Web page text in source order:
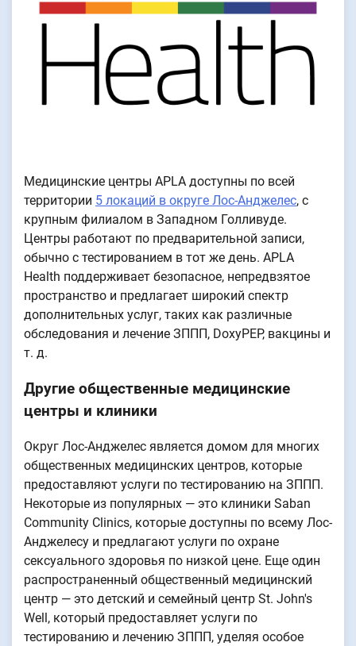
Медицинские центры APLA доступны по всей
территории 5 локаций в округе Лос-Анджелес, с
крупным филиалом в Западном Голливуде.
Центры работают по предварительной записи,
обычно с тестированием в тот же день. APLA
Health поддерживает безопасное, непредвзятое
пространство и предлагает широкий спектр
дополнительных услуг, таких как различные
обследования и лечение ЗППП, DoxyPEP, вакцины и
т. д.
Другие общественные медицинские
центры и клиники
Округ Лос-Анджелес является домом для многих
общественных медицинских центров, которые
предоставляют услуги по тестированию на ЗППП.
Некоторые из популярных — это клиники Saban
Community Clinics, которые доступны по всему Лос-
Анджелесу и предлагают услуги по охране
сексуального здоровья по низкой цене. Еще один
распространенный общественный медицинский
центр — это детский и семейный центр St. John's
Well, который предоставляет услуги по
тестированию и лечению ЗППП, уделяя особое